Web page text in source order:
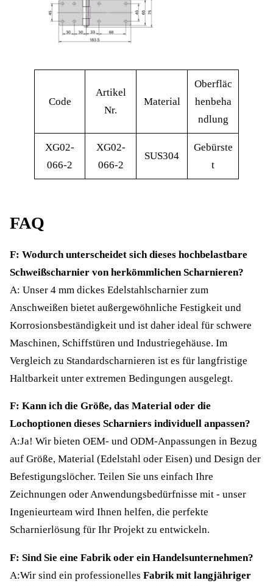
Code
Artikel
Nr.
Material
Oberfläc
henbeha
ndlung
XG02-
066-2
XG02-
066-2
SUS304
Gebürste
t
FAQ
F: Wodurch unterscheidet sich dieses hochbelastbare
Schweißscharnier von herkömmlichen Scharnieren?
A: Unser 4 mm dickes Edelstahlscharnier zum
Anschweißen bietet außergewöhnliche Festigkeit und
Korrosionsbeständigkeit und ist daher ideal für schwere
Maschinen, Schiffstüren und Industriegehäuse. Im
Vergleich zu Standardscharnieren ist es für langfristige
Haltbarkeit unter extremen Bedingungen ausgelegt.
F: Kann ich die Größe, das Material oder die
Lochoptionen dieses Scharniers individuell anpassen?
A:Ja! Wir bieten OEM- und ODM-Anpassungen in Bezug
auf Größe, Material (Edelstahl oder Eisen) und Design der
Befestigungslöcher. Teilen Sie uns einfach Ihre
Zeichnungen oder Anwendungsbedürfnisse mit - unser
Ingenieurteam wird Ihnen helfen, die perfekte
Scharnierlösung für Ihr Projekt zu entwickeln.
F: Sind Sie eine Fabrik oder ein Handelsunternehmen?
A:Wir sind ein professionelles Fabrik mit langjähriger